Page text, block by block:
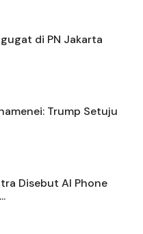
di PN Jakarta
Trump Setuju
Disebut AI Phone